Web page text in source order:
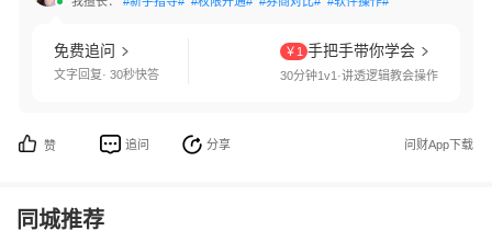
免费追问
文字回复· 30秒快答
￥1 手把手带你学会
30分钟1v1·讲透逻辑教会操作
赞 追问 分享 问财App下载
同城推荐